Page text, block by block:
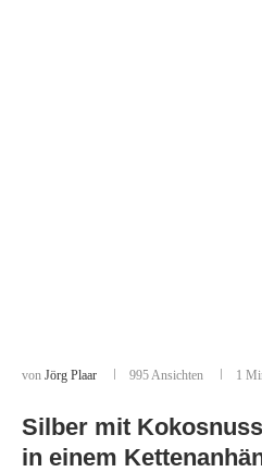
von Jörg Plaar 995 Ansichten 1
Silber mit
in einem